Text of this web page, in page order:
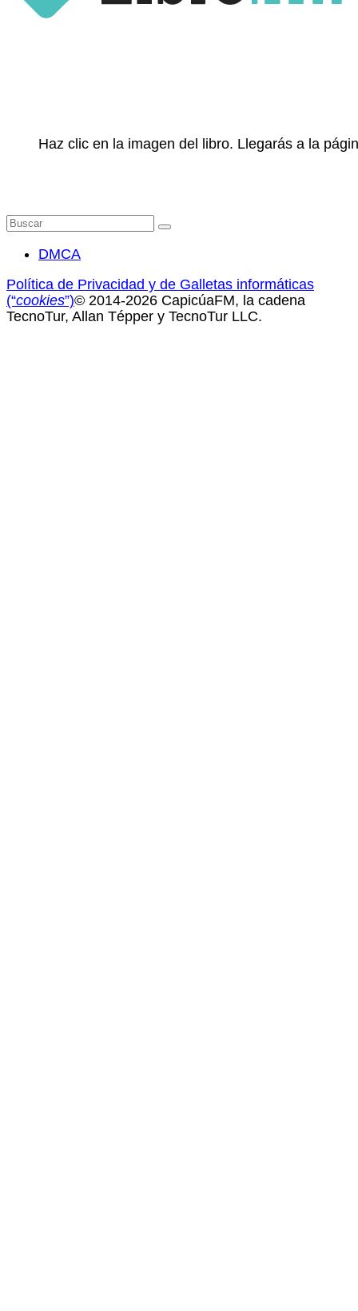
Haz clic en la imagen del libro. Llegarás a la
Buscar
DMCA
Política de Privacidad y de Galletas informáticas
(“cookies”)© 2014-2026 CapicúaFM, la cadena
TecnoTur, Allan Tépper y TecnoTur LLC.